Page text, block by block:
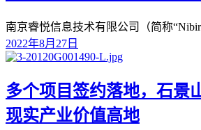
南京睿悦信息技术有限公司（简称
2022年8月27日
多个项目签约落地，石景
现实产业价值高地